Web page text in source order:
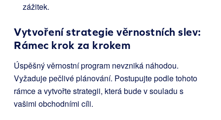
zážitek.
Vytvoření strategie věrnostních slev:
Rámec krok za krokem
Úspěšný věrnostní program nevzniká náhodou.
Vyžaduje pečlivé plánování. Postupujte podle tohoto
rámce a vytvořte strategii, která bude v souladu s
vašimi obchodními cíli.